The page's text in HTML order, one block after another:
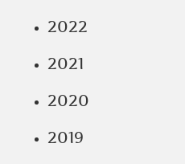
2022
2021
2020
2019